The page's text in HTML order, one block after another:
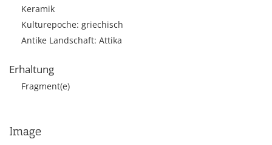
Keramik
Kulturepoche: griechisch
Antike Landschaft: Attika
Erhaltung
Fragment(e)
Image